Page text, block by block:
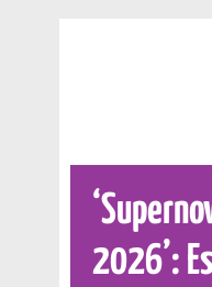
2026’: